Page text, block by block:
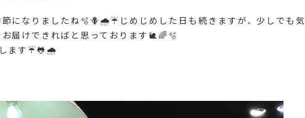
になりましたね🫧🪻🌧️☔️じめじめした日も続きますが、少しでも気
届けできればと思っております🐌🌈🫧
ます☔️🐸🌧️